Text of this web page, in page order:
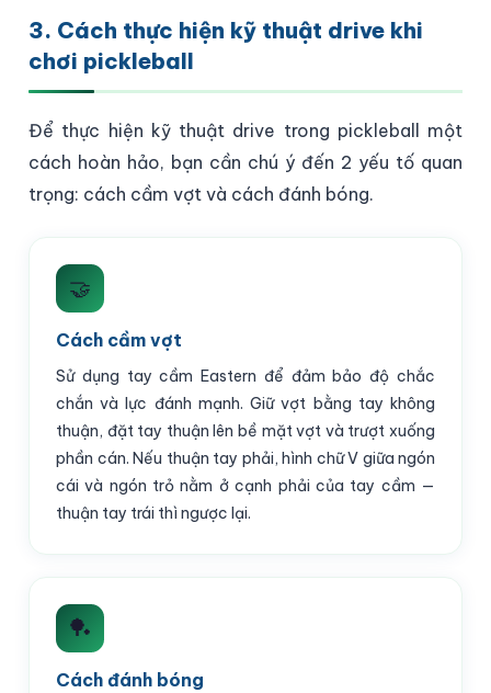
3. Cách thực hiện kỹ thuật drive khi
chơi pickleball
Để thực hiện kỹ thuật drive trong pickleball một
cách hoàn hảo, bạn cần chú ý đến 2 yếu tố quan
trọng: cách cầm vợt và cách đánh bóng.
🤝
Cách cầm vợt
Sử dụng tay cầm Eastern để đảm bảo độ chắc
chắn và lực đánh mạnh. Giữ vợt bằng tay không
thuận, đặt tay thuận lên bề mặt vợt và trượt xuống
phần cán. Nếu thuận tay phải, hình chữ V giữa ngón
cái và ngón trỏ nằm ở cạnh phải của tay cầm —
thuận tay trái thì ngược lại.
🏓
Cách đánh bóng